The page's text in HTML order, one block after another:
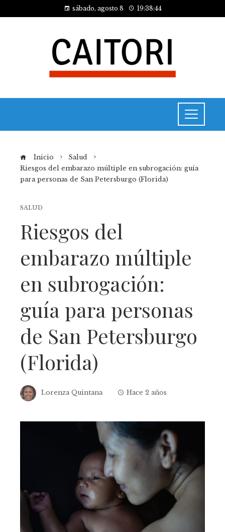
sábado, agosto 8 19:38:44
Inicio
Salud
Riesgos del embarazo múltiple en subrogación: guía
para personas de San Petersburgo (Florida)
SALUD
Riesgos del
embarazo múltiple
en subrogación:
guía para personas
de San Petersburgo
(Florida)
Lorenza Quintana Hace 2 años